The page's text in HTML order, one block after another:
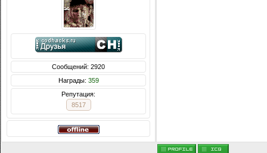
Сообщений: 2920
Награды: 359
Репутация:
8517